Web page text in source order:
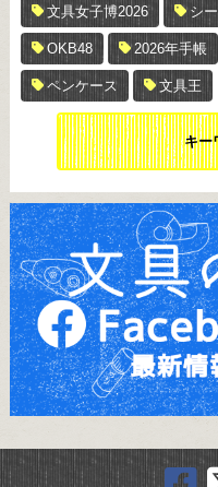
文具女子博2026 シ
OKB48 2026年手帳
ペンケース 文具王
キー